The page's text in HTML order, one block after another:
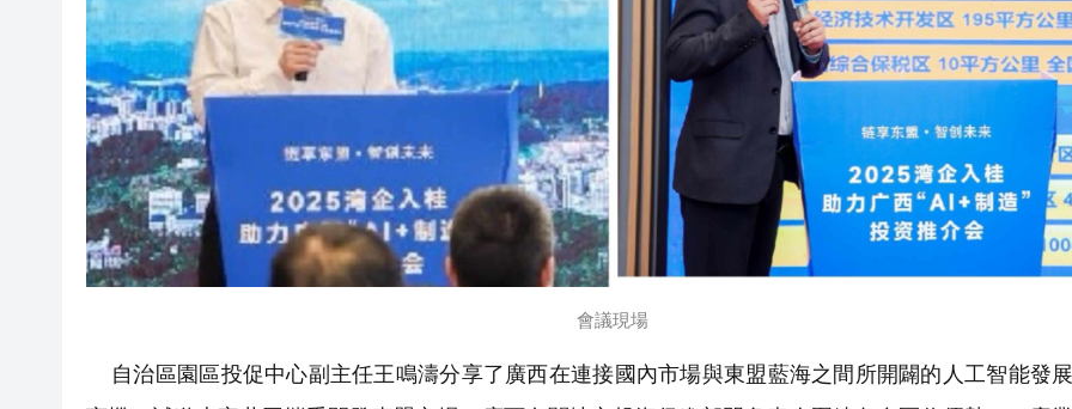
會議現場
自治區園區投促中心副主任王鳴濤分享了廣西在連接國內市場與東盟藍海之間所開闢的人工智能發